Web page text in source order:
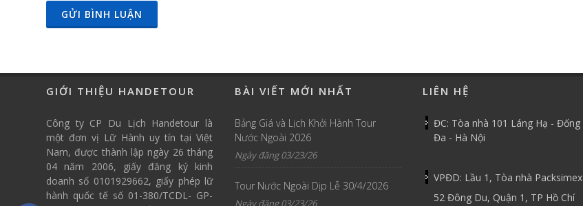
GỬI BÌNH LUẬN
GIỚI THIỆU HANDETOUR
Công ty CP Du Lịch Handetour là
một đơn vị Lữ Hành uy tín tại Việt
Nam, được thành lập ngày 26 tháng
04 năm 2006, giấy đăng ký kinh
doanh số 0101929662, giấy phép lữ
hành quốc tế số 01-380/TCDL- GP-
BÀI VIẾT MỚI NHẤT
Bảng Giá và Lịch Khởi Hành Tour
Nước Ngoài 2026
Ngày đăng 03/23/26
Tour Nước Ngoài Dịp Lễ 30/4/2026
Ngày đăng 03/23/26
LIÊN HỆ
ĐC: Tòa nhà 101 Láng Hạ - Đống
Đa - Hà Nội
VPĐD: Lầu 1, Tòa nhà Packsimex
52 Đông Du, Quận 1, TP Hồ Chí